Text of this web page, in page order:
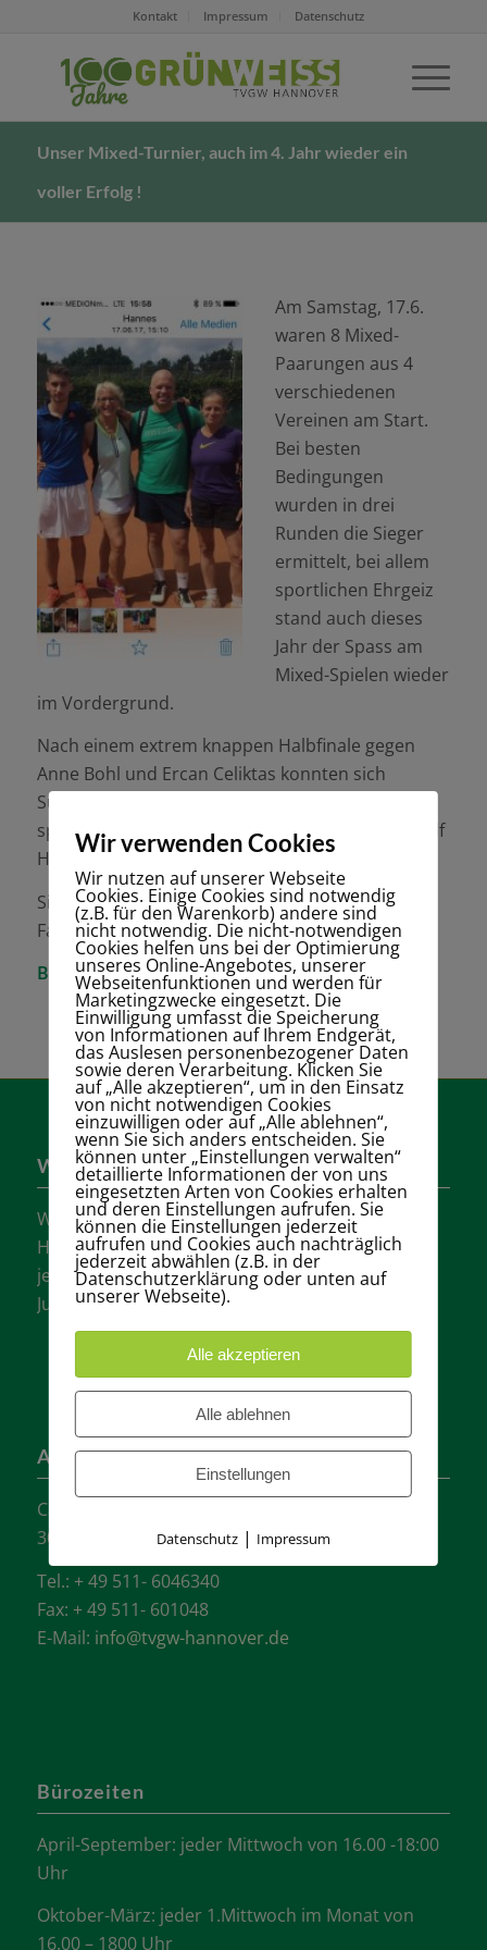
Kontakt Impressum Datenschutz
Unser Mixed-Turnier, auch im 4. Jahr wieder ein
voller Erfolg !
Am Samstag, 17.6.
waren 8 Mixed-
Paarungen aus 4
verschiedenen
Vereinen am Start.
Bei besten
Bedingungen
wurden in drei
Runden die Sieger
ermittelt, bei allem
sportlichen Ehrgeiz
stand auch dieses
Jahr der Spass am
Mixed-Spielen wieder
im Vordergrund.
Nach einem extrem knappen Halbfinale gegen
Anne Bohl und Ercan Celiktas konnten sich
Susanne und Hannes Michel in einem
spannenden Finale auch gegen Antje Brüll und Ulf
Hubert durchsetzen.
Sieger der Nebenrunde wurden Elisabeth und
Fabian Suri-Payer vom Polizei Sportverein.
Bis zum nächsten Jahr!
Wer sind wir?
Wir sind einer der größten Tennisvereine
Hannovers mit vielen aktiven Mannschaften in
jeder Altersklasse für Damen, Herren und
Jugendliche.
Adresse
Carl-Loges-Str.12
30657 Hannover
Tel.: + 49 511- 6046340
Fax: + 49 511- 601048
E-Mail: info@tvgw-hannover.de
Bürozeiten
April-September: jeder Mittwoch von 16.00 -18:00
Uhr
Oktober-März: jeder 1.Mittwoch im Monat von
16.00 – 1800 Uhr
Wir verwenden Cookies
Wir nutzen auf unserer Webseite
Cookies. Einige Cookies sind notwendig
(z.B. für den Warenkorb) andere sind
nicht notwendig. Die nicht-notwendigen
Cookies helfen uns bei der Optimierung
unseres Online-Angebotes, unserer
Webseitenfunktionen und werden für
Marketingzwecke eingesetzt. Die
Einwilligung umfasst die Speicherung
von Informationen auf Ihrem Endgerät,
das Auslesen personenbezogener Daten
sowie deren Verarbeitung. Klicken Sie
auf „Alle akzeptieren“, um in den Einsatz
von nicht notwendigen Cookies
einzuwilligen oder auf „Alle ablehnen“,
wenn Sie sich anders entscheiden. Sie
können unter „Einstellungen verwalten“
detaillierte Informationen der von uns
eingesetzten Arten von Cookies erhalten
und deren Einstellungen aufrufen. Sie
können die Einstellungen jederzeit
aufrufen und Cookies auch nachträglich
jederzeit abwählen (z.B. in der
Datenschutzerklärung oder unten auf
unserer Webseite).
Alle akzeptieren
Alle ablehnen
Einstellungen
Datenschutz| Impressum